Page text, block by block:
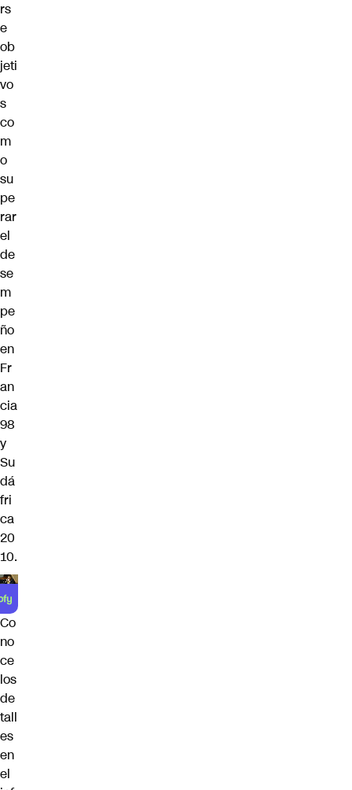
rs
e
ob
jeti
vo
s
co
m
o
su
pe
rar
el
de
se
m
pe
ño
en
Fr
an
cia
98
y
Su
dá
fri
ca
20
10.
Co
no
ce
los
de
tall
es
en
el